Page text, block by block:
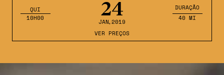
24
JAN,2019
QUI
10H00
DURAÇÃO
40 MI
VER PREÇOS